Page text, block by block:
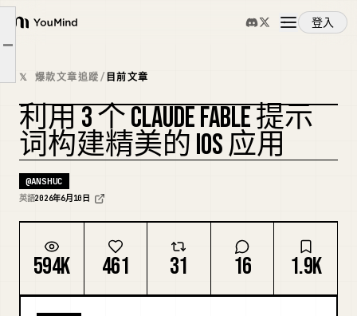
YouMind
登入
概覽
使用案例
技能
提示詞
定價
我的工具和环境
提示词
𝕏 爆款文章追蹤/ 目前文章
複刻封面
利用 3 个 CLAUDE FABLE 提示
词构建精美的 IOS 应用
@ANSHUC
英語2026年6月10日
594K 461 31 16 1.9K